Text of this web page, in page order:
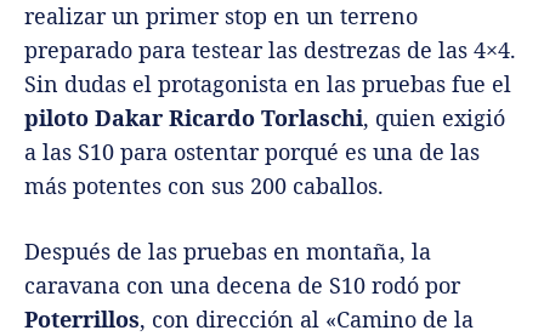
realizar un primer stop en un terreno
preparado para testear las destrezas de las 4×4.
Sin dudas el protagonista en las pruebas fue el
piloto Dakar Ricardo Torlaschi, quien exigió
a las S10 para ostentar porqué es una de las
más potentes con sus 200 caballos.
Después de las pruebas en montaña, la
caravana con una decena de S10 rodó por
Poterrillos, con dirección al «Camino de la